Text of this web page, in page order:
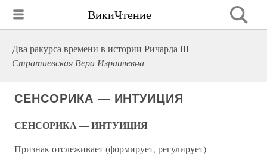
ВикиЧтение
Два ракурса времени в истории Ричарда III
Стратиевская Вера Израилевна
СЕНСОРИКА — ИНТУИЦИЯ
СЕНСОРИКА — ИНТУИЦИЯ
Признак отслеживает (формирует, регулирует)